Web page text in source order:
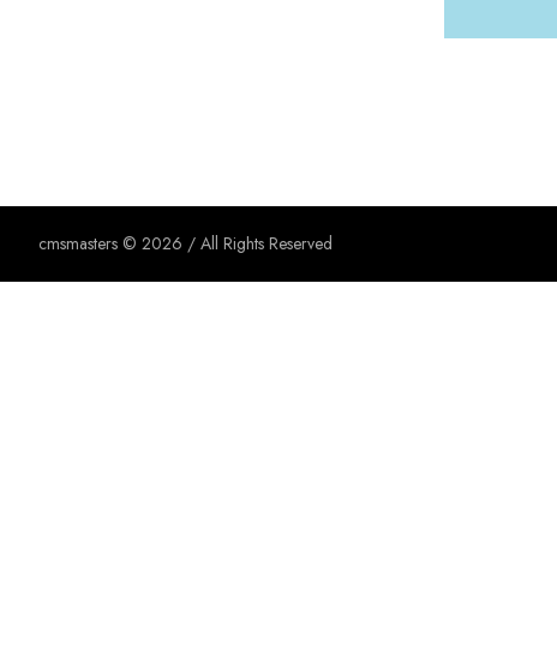
cmsmasters © 2026 / All Rights Reserved